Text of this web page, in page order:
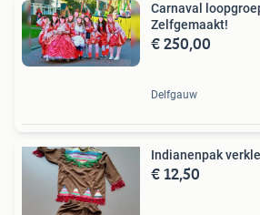
Carnaval
Zelfgemaakt!
€ 250,00
Delfgauw
Indianenpak
€ 12,50